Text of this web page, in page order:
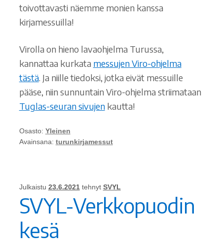
toivottavasti näemme monien kanssa
kirjamessuilla!
Virolla on hieno lavaohjelma Turussa,
kannattaa kurkata messujen Viro-ohjelma
tästä. Ja niille tiedoksi, jotka eivät messuille
pääse, niin sunnuntain Viro-ohjelma striimataan
Tuglas-seuran sivujenkautta!
Osasto: Yleinen
Avainsana: turunkirjamessut
Julkaistu 23.6.2021 tehnyt SVYL
SVYL-Verkkopuodin
kesä